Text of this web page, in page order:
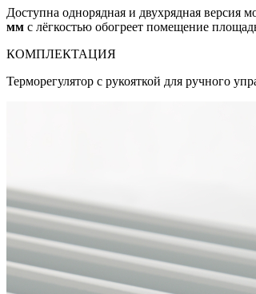
Доступна однорядная и двухрядная версия
мм с лёгкостью обогреет помещение
КОМПЛЕКТАЦИЯ
Терморегулятор с рукояткой для ручного